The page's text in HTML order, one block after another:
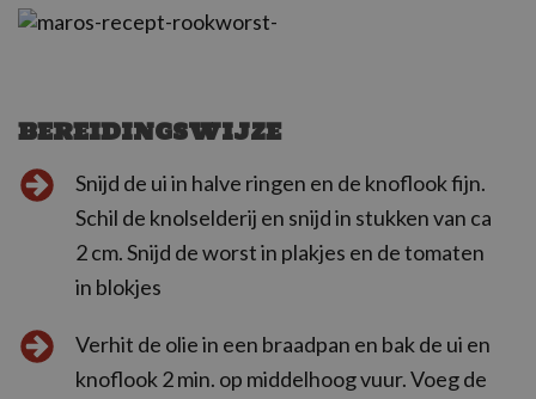
BEREIDINGSWIJZE
Snijd de ui in halve ringen en de knoflook fijn.
Schil de knolselderij en snijd in stukken van ca
2 cm. Snijd de worst in plakjes en de tomaten
in blokjes
Verhit de olie in een braadpan en bak de ui en
knoflook 2 min. op middelhoog vuur. Voeg de